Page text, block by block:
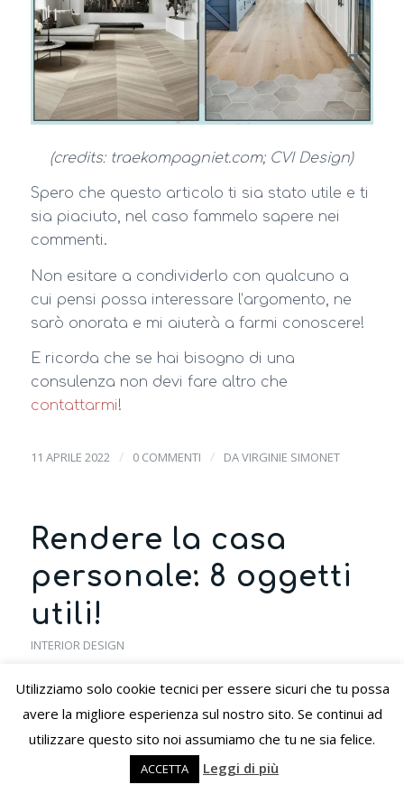
(credits: traekompagniet.com; CVI Design)
Spero che questo articolo ti sia stato utile e ti
sia piaciuto, nel caso fammelo sapere nei
commenti.
Non esitare a condividerlo con qualcuno a
cui pensi possa interessare l’argomento, ne
sarò onorata e mi aiuterà a farmi conoscere!
E ricorda che se hai bisogno di una
consulenza non devi fare altro che
contattarmi!
11 APRILE 2022 / 0 COMMENTI / DAVIRGINIE SIMONET
Rendere la casa
personale: 8 oggetti
utili!
INTERIOR DESIGN
importante, così come
personale e unica!
Due settimane fa abbiamo visto i 5 elementi
Utilizziamo solo cookie tecnici per essere sicuri che tu possa
avere la migliore esperienza sul nostro sito. Se continui ad
utilizzare questo sito noi assumiamo che tu ne sia felice.
ACCETTA Leggi di più